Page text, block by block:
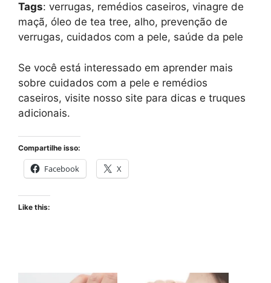
Tags: verrugas, remédios caseiros, vinagre de
maçã, óleo de tea tree, alho, prevenção de
verrugas, cuidados com a pele, saúde da pele
Se você está interessado em aprender mais
sobre cuidados com a pele e remédios
caseiros, visite nosso site para dicas e truques
adicionais.
Compartilhe isso:
Facebook X
Like this: